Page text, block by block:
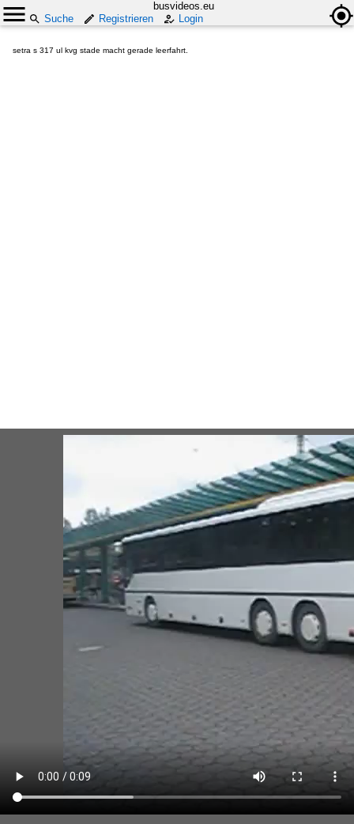
busvideos.eu
Suche
Registrieren Login
setra s 317 ul kvg stade macht gerade leerfahrt.